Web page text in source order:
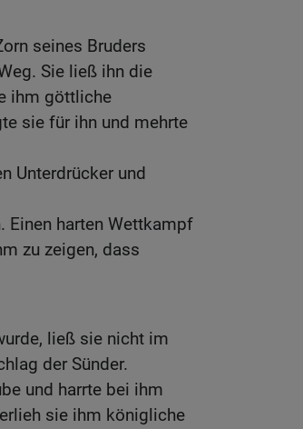
seines Bruders
Sie ließ ihn die
ihm göttliche
sie für ihn und mehrte
Unterdrücker und
Einen harten Wettkampf
zu zeigen, dass
ließ sie nicht im
der Sünder.
und harrte bei ihm
sie ihm königliche